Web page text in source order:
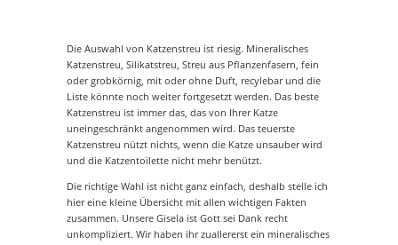
Die Auswahl von Katzenstreu ist riesig. Mineralisches
Katzenstreu, Silikatstreu, Streu aus Pflanzenfasern, fein
oder grobkörnig, mit oder ohne Duft, recylebar und die
Liste könnte noch weiter fortgesetzt werden. Das beste
Katzenstreu ist immer das, das von Ihrer Katze
uneingeschränkt angenommen wird. Das teuerste
Katzenstreu nützt nichts, wenn die Katze unsauber wird
und die Katzentoilette nicht mehr benützt.
Die richtige Wahl ist nicht ganz einfach, deshalb stelle ich
hier eine kleine Übersicht mit allen wichtigen Fakten
zusammen. Unsere Gisela ist Gott sei Dank recht
unkompliziert. Wir haben ihr zuallererst ein mineralisches